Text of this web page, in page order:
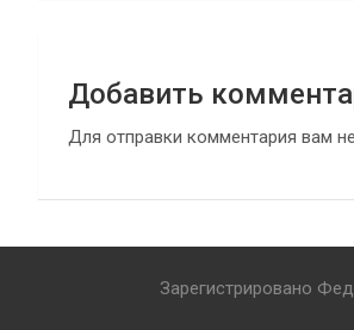
Добавить
Для отправки комментария вам
Зарегистрировано